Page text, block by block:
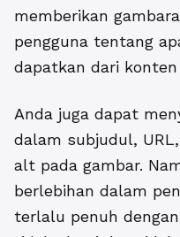
memberikan
pengguna tentang
dapatkan dari
Anda juga dapat
dalam subjudul,
alt pada gambar.
berlebihan dalam
terlalu penuh